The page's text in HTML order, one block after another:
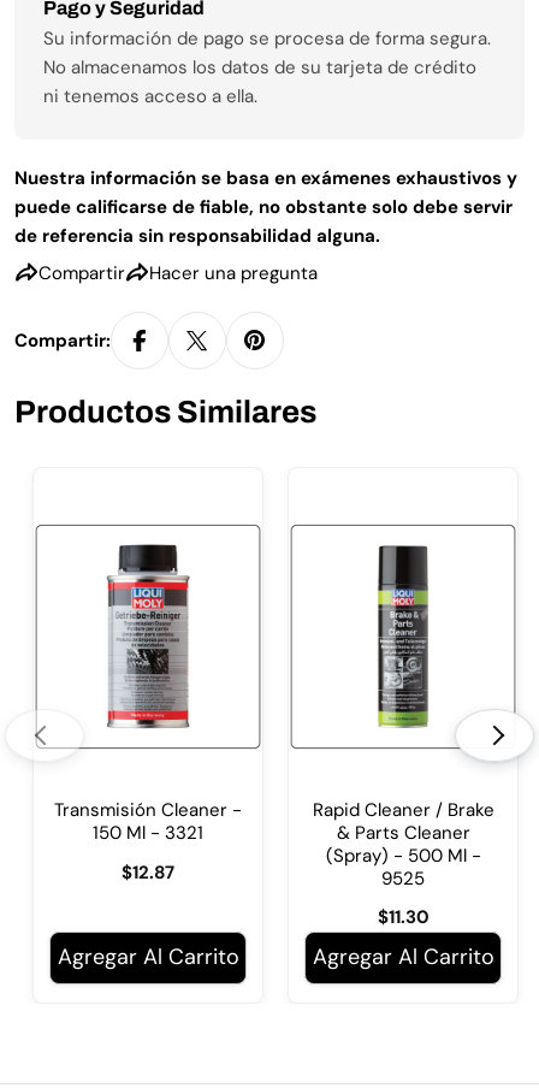
Pago y Seguridad
Métodos de pago
Su información de pago se procesa de forma segura.
No almacenamos los datos de su tarjeta de crédito
ni tenemos acceso a ella.
Nuestra información se basa en exámenes exhaustivos y
puede calificarse de fiable, no obstante solo debe servir
de referencia sin responsabilidad alguna.
Compartir
Compartir este producto
Compartir
Hacer una pregunta
Hacer una pregunta
Tu nombre
Tu teléfono
Los campos marcados con * son obligatorios.
Compartir:
Productos Similares
Transmisión Cleaner -
150 Ml - 3321
$12.87
Agregar Al Carrito
Rapid Cleaner / Brake
& Parts Cleaner
(Spray) - 500 Ml -
9525
$11.30
Agregar Al Carrito
< >